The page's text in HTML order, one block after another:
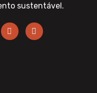
sustentável.